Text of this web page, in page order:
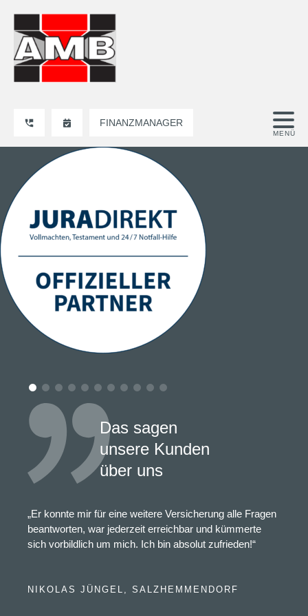
FINANZMANAGER
Das sagen
unsere Kunden
über uns
„Er konnte mir für eine weitere Versicherung alle Fragen
beantworten, war jederzeit erreichbar und kümmerte
sich vorbildlich um mich. Ich bin absolut zufrieden!“
NIKOLAS JÜNGEL, SALZHEMMENDORF